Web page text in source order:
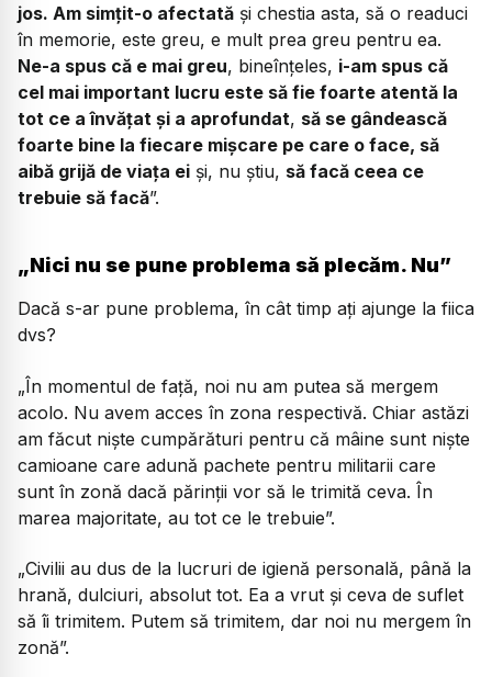
jos. Am simțit-o afectată și chestia asta, să o readuci
în memorie, este greu, e mult prea greu pentru ea.
Ne-a spus că e mai greu, bineînțeles, i-am spus că
cel mai important lucru este să fie foarte atentă la
tot ce a învățat și a aprofundat, să se gândească
foarte bine la fiecare mișcare pe care o face, să
aibă grijă de viața ei și, nu știu, să facă ceea ce
trebuie să facă”.
„Nici nu se pune problema să plecăm. Nu”
Dacă s-ar pune problema, în cât timp ați ajunge la fiica
dvs?
„În momentul de față, noi nu am putea să mergem
acolo. Nu avem acces în zona respectivă. Chiar astăzi
am făcut niște cumpărături pentru că mâine sunt niște
camioane care adună pachete pentru militarii care
sunt în zonă dacă părinții vor să le trimită ceva. În
marea majoritate, au tot ce le trebuie”.
„Civilii au dus de la lucruri de igienă personală, până la
hrană, dulciuri, absolut tot. Ea a vrut și ceva de suflet
să îi trimitem. Putem să trimitem, dar noi nu mergem în
zonă”.